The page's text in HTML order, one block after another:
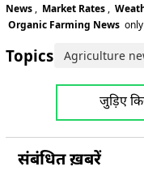
News , Market Rates ,
Organic Farming News
Topics: Agriculture
जुड़िए
संबंधित ख़बरें